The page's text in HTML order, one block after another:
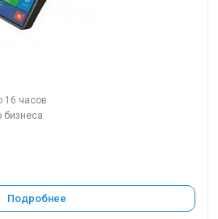
16 часов
бизнеса
Подробнее